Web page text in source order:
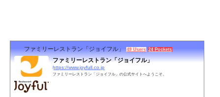
ファミリーレストラン「ジョイフル」 49 Users 24 Pockets
ファミリーレストラン「ジョイフル」
https://www.joyfull.co.jp
ファミリーレストラン「ジョイフル」の公式サイトへようこそ。